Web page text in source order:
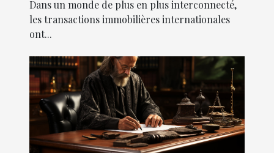
Dans un monde de plus en plus interconnecté,
les transactions immobilières internationales
ont...